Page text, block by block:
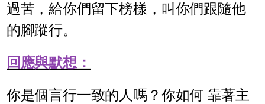
過苦，給你們留下榜樣，叫你們跟隨他
的腳蹤行。
回應與默想：
你是個言行一致的人嗎？你如何 靠著主